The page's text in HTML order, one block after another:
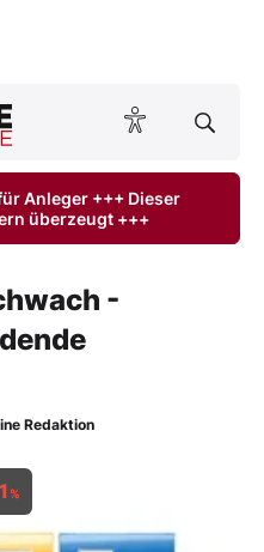
ONLINE lesen
Anleger +++ Dieser
überzeugt +++
-
Redaktion
%